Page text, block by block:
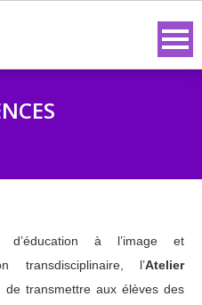
à l’image et
transdisciplinaire, l’Atelier
de transmettre aux élèves des